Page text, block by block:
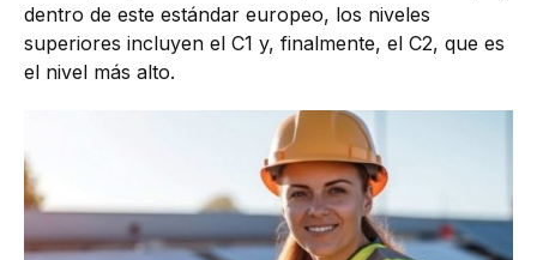
dentro de este estándar europeo, los niveles
superiores incluyen el C1 y, finalmente, el C2, que es
el nivel más alto.